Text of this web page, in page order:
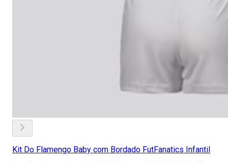
Kit Do Flamengo Baby com Bordado FutFanatics Infantil